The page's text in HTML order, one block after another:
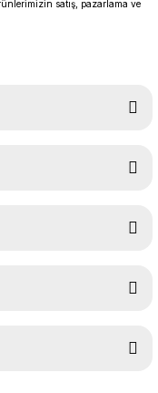
satış, pazarlama ve
formunu kullanarak